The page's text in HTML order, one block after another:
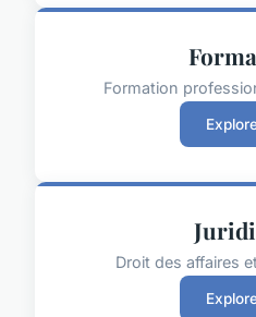
Formation
Droit des affaires